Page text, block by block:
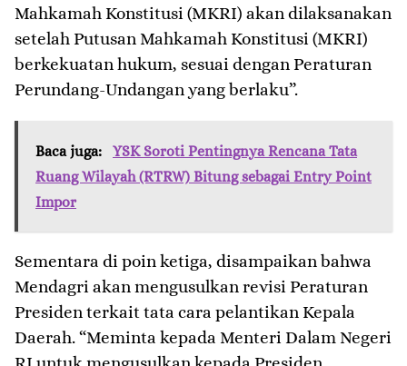
Mahkamah Konstitusi (MKRI) akan dilaksanakan
setelah Putusan Mahkamah Konstitusi (MKRI)
berkekuatan hukum, sesuai dengan Peraturan
Perundang-Undangan yang berlaku”.
Baca juga:
YSK Soroti Pentingnya Rencana Tata
Ruang Wilayah (RTRW) Bitung sebagai Entry Point
Impor
Sementara di poin ketiga, disampaikan bahwa
Mendagri akan mengusulkan revisi Peraturan
Presiden terkait tata cara pelantikan Kepala
Daerah. “Meminta kepada Menteri Dalam Negeri